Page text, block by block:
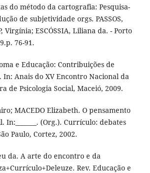
do método da cartografia: Pesquisa-
de subjetividade orgs. PASSOS,
Virgínia; ESCÓSSIA, Liliana da. - Porto
76-91.
e Educação: Contribuições de
In: Anais do XV Encontro Nacional da
de Psicologia Social, Maceió, 2009.
MACEDO Elizabeth. O pensamento
(Org.). Currículo: debates
Paulo, Cortez, 2002.
da. A arte do encontro e da
Rev. Educação e